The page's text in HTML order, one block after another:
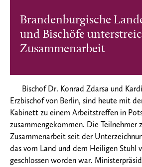
Brandenburgische
und Bischöfe
Zusammenarbeit
Bischof Dr. Konrad Zdarsa und
Erzbischof von Berlin, sind heute mit
Kabinett zu einem Arbeitstreffen in
zusammengekommen. Die Teilnehmer
Zusammenarbeit seit der
das vom Land und dem Heiligen Stuhl
geschlossen worden war.